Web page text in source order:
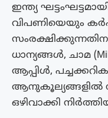
ഇന്ത്യ
വിപണിയെയും
ധാന്യങ്ങൾ, ചാമ
ആപ്പിൾ,
ആനുകൂല്യങ്ങളിൽ
ഒഴിവാക്കി